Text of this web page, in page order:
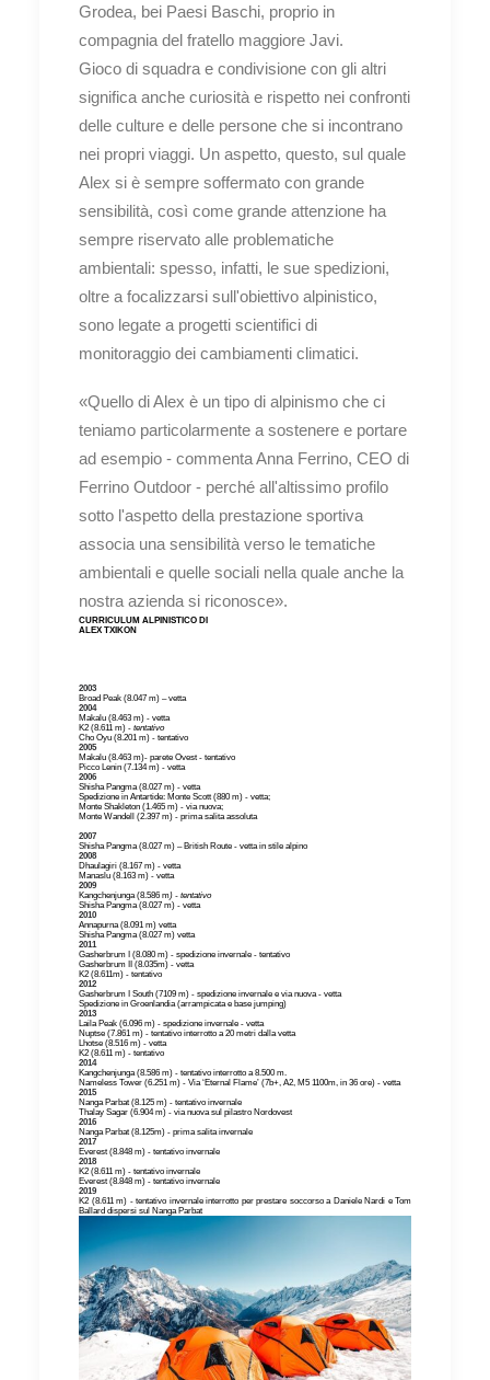
Grodea, bei Paesi Baschi, proprio in
compagnia del fratello maggiore Javi.
Gioco di squadra e condivisione con gli altri
significa anche curiosità e rispetto nei confronti
delle culture e delle persone che si incontrano
nei propri viaggi. Un aspetto, questo, sul quale
Alex si è sempre soffermato con grande
sensibilità, così come grande attenzione ha
sempre riservato alle problematiche
ambientali: spesso, infatti, le sue spedizioni,
oltre a focalizzarsi sull'obiettivo alpinistico,
sono legate a progetti scientifici di
monitoraggio dei cambiamenti climatici.
«Quello di Alex è un tipo di alpinismo che ci
teniamo particolarmente a sostenere e portare
ad esempio - commenta Anna Ferrino, CEO di
Ferrino Outdoor - perché all'altissimo profilo
sotto l'aspetto della prestazione sportiva
associa una sensibilità verso le tematiche
ambientali e quelle sociali nella quale anche la
nostra azienda si riconosce».
CURRICULUM ALPINISTICO DI
ALEX TXIKON
2003
Broad Peak (8.047 m) – vetta
2004
Makalu (8.463 m) - vetta
K2 (8.611 m) - tentativo
Cho Oyu (8.201 m) - tentativo
2005
Makalu (8.463 m)- parete Ovest - tentativo
Picco Lenin (7.134 m) - vetta
2006
Shisha Pangma (8.027 m) - vetta
Spedizione in Antartide: Monte Scott (880 m) - vetta;
Monte Shakleton (1.465 m) - via nuova;
Monte Wandell (2.397 m) - prima salita assoluta
2007
Shisha Pangma (8.027 m) – British Route - vetta in stile alpino
2008
Dhaulagiri (8.167 m) - vetta
Manaslu (8.163 m) - vetta
2009
Kangchenjunga (8.586 m) - tentativo
Shisha Pangma (8.027 m) - vetta
2010
Annapurna (8.091 m) vetta
Shisha Pangma (8.027 m) vetta
2011
Gasherbrum I (8.080 m) - spedizione invernale - tentativo
Gasherbrum II (8.035m) - vetta
K2 (8.611m) - tentativo
2012
Gasherbrum I South (7109 m) - spedizione invernale e via nuova - vetta
Spedizione in Groenlandia (arrampicata e base jumping)
2013
Laila Peak (6.096 m) - spedizione invernale - vetta
Nuptse (7.861 m) - tentativo interrotto a 20 metri dalla vetta
Lhotse (8.516 m) - vetta
K2 (8.611 m) - tentativo
2014
Kangchenjunga (8.586 m) - tentativo interrotto a 8.500 m.
Nameless Tower (6.251 m) - Via ‘Eternal Flame’ (7b+, A2, M5 1100m, in 36 ore) - vetta
2015
Nanga Parbat (8.125 m) - tentativo invernale
Thalay Sagar (6.904 m) - via nuova sul pilastro Nordovest
2016
Nanga Parbat (8.125m) - prima salita invernale
2017
Everest (8.848 m) - tentativo invernale
2018
K2 (8.611 m) - tentativo invernale
Everest (8.848 m) - tentativo invernale
2019
K2 (8.611 m) - tentativo invernale interrotto per prestare soccorso a Daniele Nardi e Tom
Ballard dispersi sul Nanga Parbat